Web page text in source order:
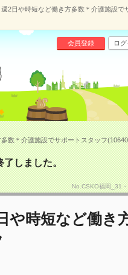
週2日や時短など働き方多数＊介護施設
会員登録 ロ
数＊介護施設でサポートスタッフ
了しました。
No.CSKO福岡_31
や時短など働き